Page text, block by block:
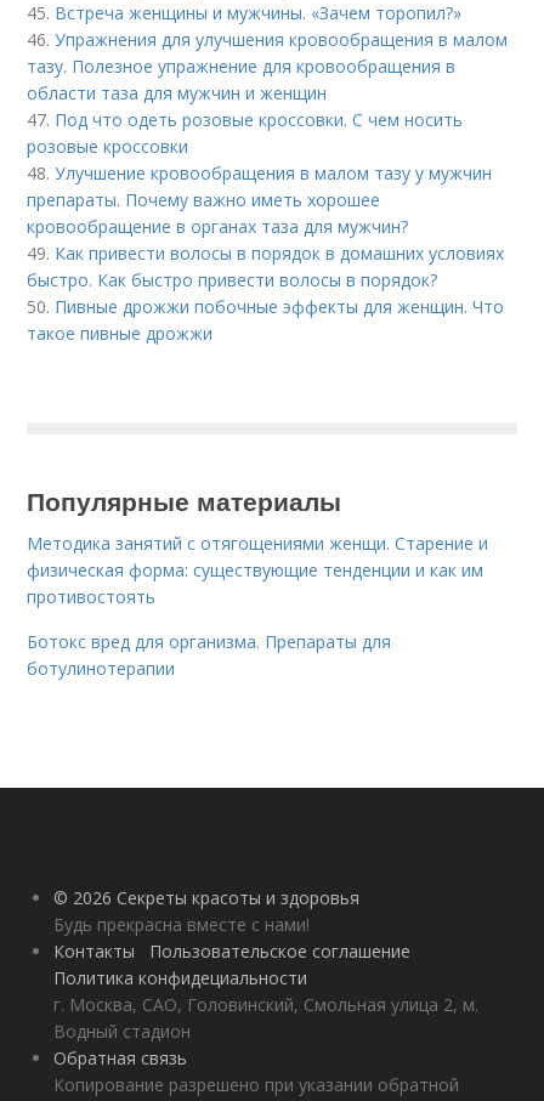
45. Встреча женщины и мужчины. «Зачем торопил?»
46.Упражнения для улучшения кровообращения в малом
тазу. Полезное упражнение для кровообращения в
области таза для мужчин и женщин
47. Под что одеть розовые кроссовки. С чем носить
розовые кроссовки
48.Улучшение кровообращения в малом тазу у мужчин
препараты. Почему важно иметь хорошее
кровообращение в органах таза для мужчин?
49. Как привести волосы в порядок в домашних условиях
быстро. Как быстро привести волосы в порядок?
50. Пивные дрожжи побочные эффекты для женщин. Что
такое пивные дрожжи
Популярные материалы
Методика занятий с отягощениями женщи. Старение и
физическая форма: существующие тенденции и как им
противостоять
Ботокс вред для организма. Препараты для
ботулинотерапии
© 2026 Секреты красоты и здоровья
Будь прекрасна вместе с нами!
Контакты
Пользовательское соглашение
Политика конфидециальности
г. Москва, САО, Головинский, Смольная улица 2, м.
Водный стадион
Обратная связь
Копирование разрешено при указании обратной